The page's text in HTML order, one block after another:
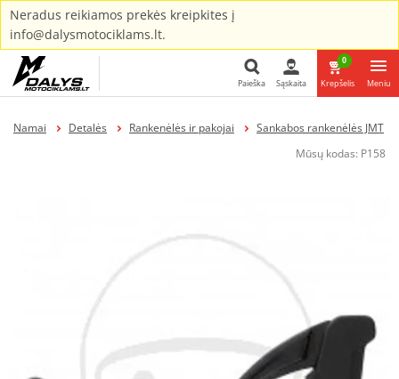
Neradus reikiamos prekės kreipkites į
info@dalysmotociklams.lt.
Paieška
Paieška Sąskaita
0
Krepšelis Meniu
Namai Detalės Rankenėlės ir pakojai
Sankabos rankenėlės JMT
Mūsų kodas: P158